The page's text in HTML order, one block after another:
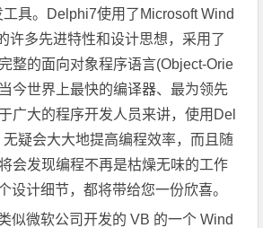
具。Delphi7使用了Microsoft Wind
许多先进特性和设计思想，采用了
整的面向对象程序语言(Object-Orie
今世界上最快的编译器、最为领先
广大的程序开发人员来讲，使用Del
疑会大大地提高编程效率，而且随
会发现编程不再是枯燥无味的工作
计细节，都将带给您一份欣喜。
似微软公司开发的 VB 的一个 Wind